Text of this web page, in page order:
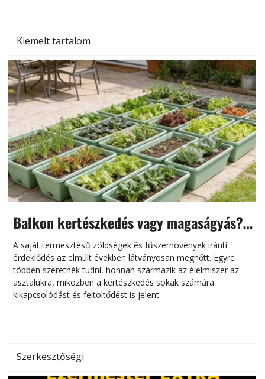
Kiemelt tartalom
Balkon kertészkedés vagy magaságyás?
Helytakarékos kertészkedés
A saját termesztésű zöldségek és fűszernövények iránti
érdeklődés az elmúlt években látványosan megnőtt. Egyre
többen szeretnék tudni, honnan származik az élelmiszer az
asztalukra, miközben a kertészkedés sokak számára
kikapcsolódást és feltöltődést is jelent.
Szerkesztőségi